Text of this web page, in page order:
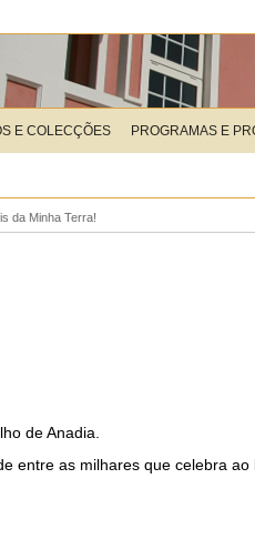
E COLECÇÕES PROGRAMAS E
da Minha Terra!
de Anadia.
entre as milhares que celebra ao